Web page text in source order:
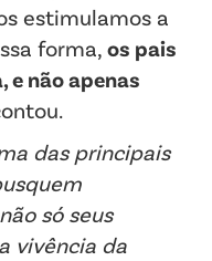
estimulamos a
forma, os pais
e não apenas
das principais
só seus
vivência da